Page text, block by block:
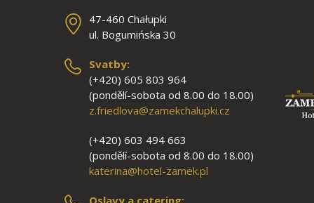
47-460 Chałupki
ul. Bogumińska 30
Svatby:
(+420) 605 803 964
(pondělí-sobota od 8.00 do 18.00)
z.friedlova@zamekchalupki.cz
(+420) 603 494 663
(pondělí-sobota od 8.00 do 18.00)
katerina@hotel-zamek.pl
Oslavy a catering: